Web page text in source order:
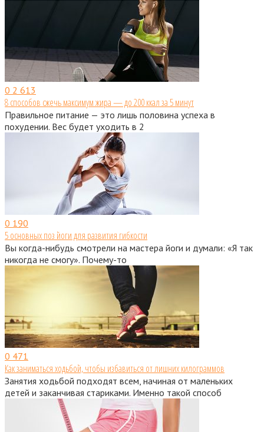
0 2 613
8 способов сжечь максимум жира — до 200 ккал за 5 минут
Правильное питание — это лишь половина успеха в
похудении. Вес будет уходить в 2
0 190
5 основных поз йоги для развития гибкости
Вы когда-нибудь смотрели на мастера йоги и думали: «Я так
никогда не смогу». Почему-то
0 471
Как заниматься ходьбой, чтобы избавиться от лишних килограммов
Занятия ходьбой подходят всем, начиная от маленьких
детей и заканчивая стариками. Именно такой способ